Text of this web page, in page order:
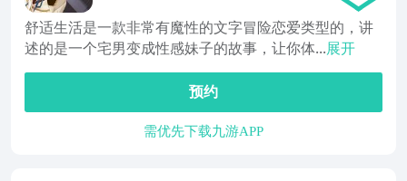
舒适生活是一款非常有魔性的文字冒险恋爱类型的，讲
述的是一个宅男变成性感妹子的故事，让你体...展开
预约
需优先下载九游APP